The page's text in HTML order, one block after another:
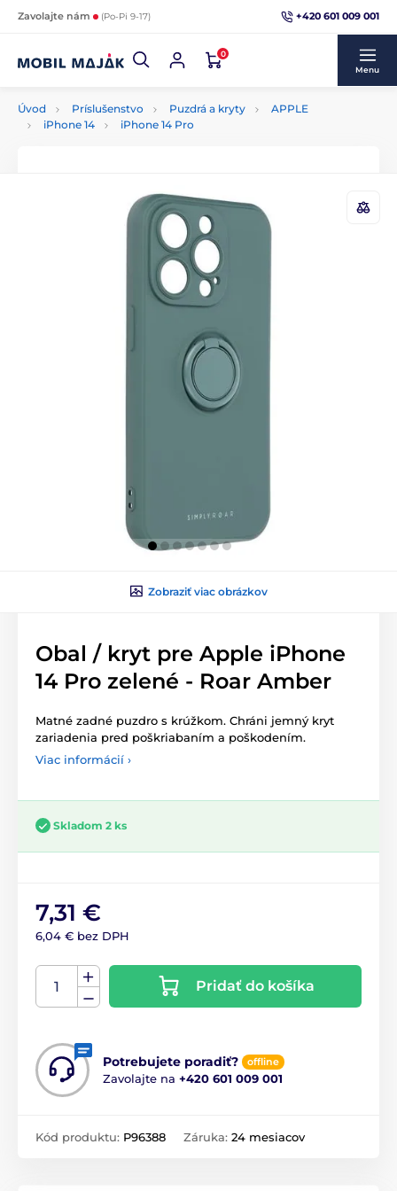
Zavolajte nám (Po-Pi 9-17) +420 601 009 001
0
Menu
Úvod Príslušenstvo Puzdrá a kryty
APPLE
iPhone 14
iPhone 14 Pro
Zobraziť viac obrázkov
Obal / kryt pre Apple iPhone
14 Pro zelené - Roar Amber
Matné zadné puzdro s krúžkom. Chráni jemný kryt
zariadenia pred poškriabaním a poškodením.
Viac informácií ›
Skladom 2 ks
7,31 €
6,04 € bez DPH
Pridať do košíka
Potrebujete poradiť? offline
Zavolajte na +420 601 009 001
Kód produktu: P96388 Záruka: 24 mesiacov